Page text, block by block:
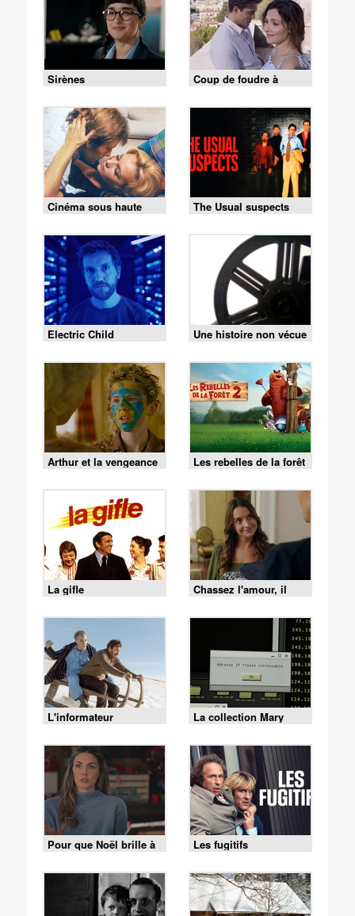
Sirènes Coup de foudre à
Rome
Cinéma sous haute
tension - Que la bête
meure
The Usual suspects
Electric Child Une histoire non vécue
Arthur et la vengeance
de Maltazard
Les rebelles de la forêt
2
La gifle Chassez l'amour, il
revient au galop
L'informateur La collection Mary
Higgins Clark - Deux
petites filles en bleu
Pour que Noël brille à
nouveau
Les fugitifs